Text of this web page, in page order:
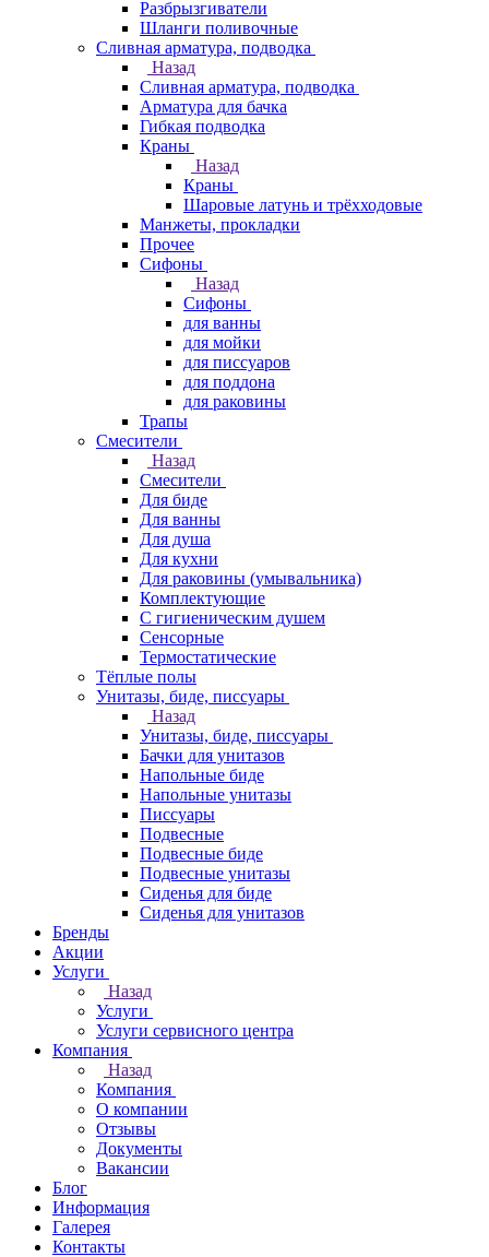
Разбрызгиватели
Шланги поливочные
Сливная арматура, подводка
Назад
Сливная арматура, подводка
Арматура для бачка
Гибкая подводка
Краны
Назад
Краны
Шаровые латунь и трёхходовые
Манжеты, прокладки
Прочее
Сифоны
Назад
Сифоны
для ванны
для мойки
для писсуаров
для поддона
для раковины
Трапы
Смесители
Назад
Смесители
Для биде
Для ванны
Для душа
Для кухни
Для раковины (умывальника)
Комплектующие
С гигиеническим душем
Сенсорные
Термостатические
Тёплые полы
Унитазы, биде, писсуары
Назад
Унитазы, биде, писсуары
Бачки для унитазов
Напольные биде
Напольные унитазы
Писсуары
Подвесные
Подвесные биде
Подвесные унитазы
Сиденья для биде
Сиденья для унитазов
Бренды
Акции
Услуги
Назад
Услуги
Услуги сервисного центра
Компания
Назад
Компания
О компании
Отзывы
Документы
Вакансии
Блог
Информация
Галерея
Контакты